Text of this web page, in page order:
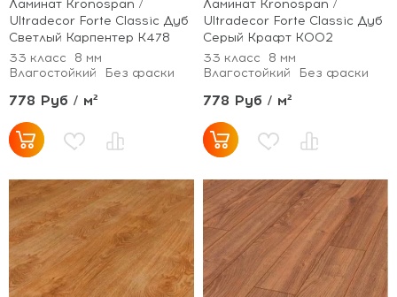
Ламинат Kronospan /
Ultradecor Forte Classic Дуб
Светлый Карпентер K478
33 класс
8 мм
Влагостойкий
Без фаски
778 Руб / м²
Ламинат Kronospan /
Ultradecor Forte Classic Дуб
Серый Крафт K002
33 класс
8 мм
Влагостойкий
Без фаски
778 Руб / м²